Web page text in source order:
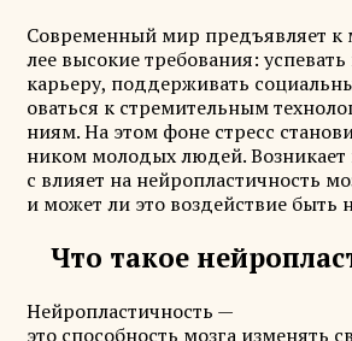
Современный мир предъявляет к
лее высокие требования: успевать
карьеру, поддерживать
оваться к стремительным
ниям. На этом фоне стресс
ником молодых людей. Возникает
с влияет на нейропластичность
и может ли это воздействие быть
Что такое
Нейропластичность —
это способность мозга изменять